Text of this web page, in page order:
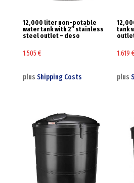
12,000 liter non-potable
water tank with 2″ stainless
steel outlet – deso
1.505 €
plus Shipping Costs
tank
1.619€
plus